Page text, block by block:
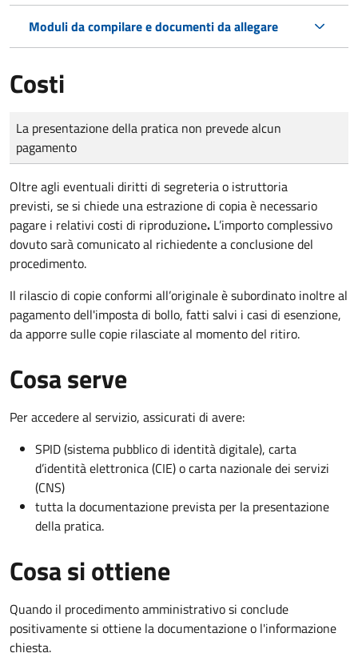
Moduli da compilare e documenti da allegare
Costi
Tipo di pagamento
Importo
La presentazione della pratica non prevede alcun
pagamento
Oltre agli eventuali diritti di segreteria o istruttoria
previsti, se si chiede una estrazione di copia è necessario
pagare i relativi costi di riproduzione. L’importo complessivo
dovuto sarà comunicato al richiedente a conclusione del
procedimento.
Il rilascio di copie conformi all’originale è subordinato inoltre al
pagamento dell'imposta di bollo, fatti salvi i casi di esenzione,
da apporre sulle copie rilasciate al momento del ritiro.
Cosa serve
Per accedere al servizio, assicurati di avere:
SPID (sistema pubblico di identità digitale), carta
d’identità elettronica (CIE) o carta nazionale dei servizi
(CNS)
tutta la documentazione prevista per la presentazione
della pratica.
Cosa si ottiene
Quando il procedimento amministrativo si conclude
positivamente si ottiene la documentazione o l'informazione
chiesta.